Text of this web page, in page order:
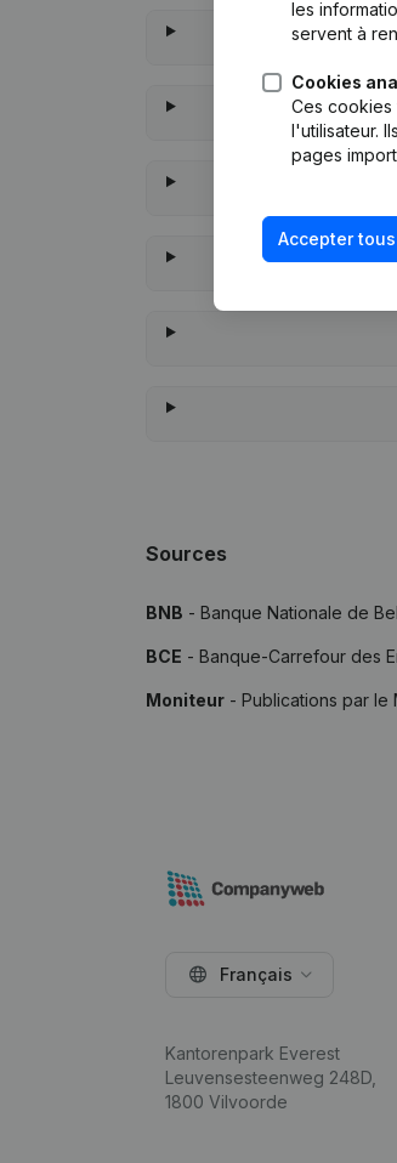
Sources
BNB - Banque Nationale de
BCE - Banque-Carrefour des
Moniteur - Publications par le
les
servent à
Cookies
Ces cookies
l'utilisateur.
pages
Accepter
Français
Kantorenpark Everest
Leuvensesteenweg 248D,
1800 Vilvoorde